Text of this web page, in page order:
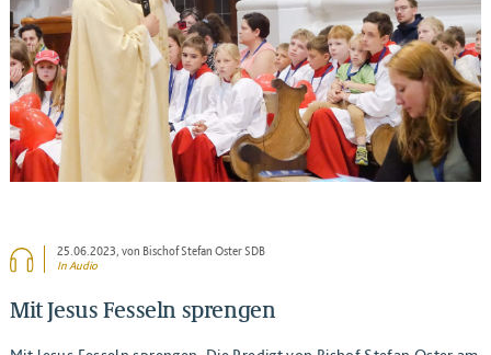
25.06.2023, von Bischof Stefan Oster SDB
In Audio
Mit Jesus Fesseln sprengen